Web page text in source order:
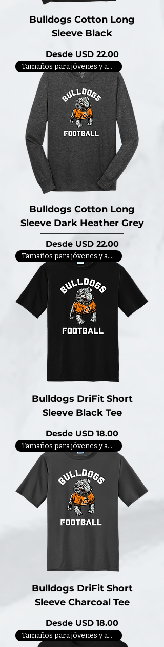
Bulldogs Cotton Long
Sleeve Black
Desde USD 22.00
Precio de oferta
Tamaños para jóvenes y adultos
Bulldogs Cotton Long
Sleeve Dark Heather Grey
Desde USD 22.00
Precio de oferta
Tamaños para jóvenes y adultos
Bulldogs DriFit Short
Sleeve Black Tee
Desde USD 18.00
Precio de oferta
Tamaños para jóvenes y adultos
Bulldogs DriFit Short
Sleeve Charcoal Tee
Desde USD 18.00
Precio de oferta
Tamaños para jóvenes y adultos